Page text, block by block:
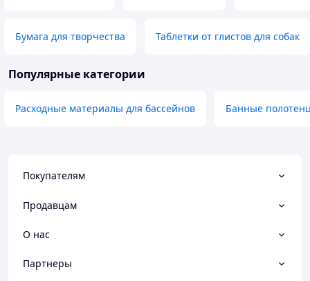
Бумага для творчества Таблетки от глистов для собак
Популярные категории
Расходные материалы для бассейнов Банные
Покупателям
Продавцам
О нас
Партнеры